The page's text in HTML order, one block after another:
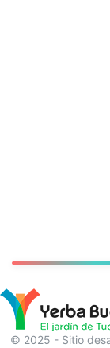
© 2025 - Sitio